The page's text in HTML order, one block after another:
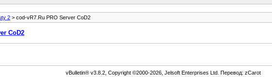
2 > cod-vR7.Ru PRO Server CoD2
CoD2
vBulletin® v3.8.2, Copyright ©2000-2026, Jelsoft Enterprises Ltd. Перевод: zCarot